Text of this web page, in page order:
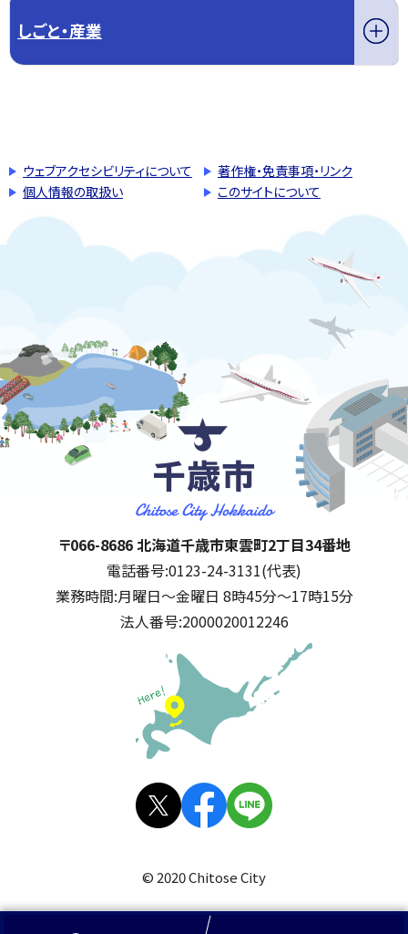
しごと・産業
ウェブアクセシビリティについて
著作権・免責事項・リンク
個人情報の取扱い
このサイトについて
千歳市
住所:
〒066-8686 北海道千歳市東雲町2丁目34番地
電話番号:0123-24-3131(代表)
業務時間:月曜日～金曜日 8時45分～17時15分
法人番号:2000020012246
公式SNS
© 2020 Chitose City